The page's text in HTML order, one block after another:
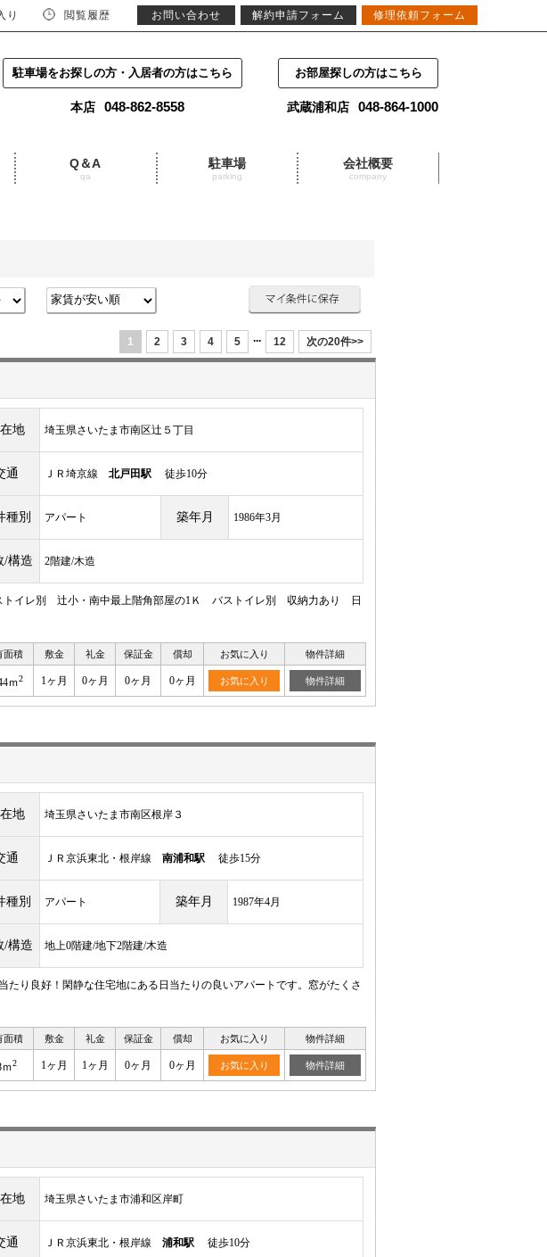
駐車場をお探しの方・入居者の方はこちら
本店 048-862-8558
お部屋探しの方はこちら
武蔵浦和店 048-864-1000
Q＆A
qa
駐車場
parking
会社概要
company
1 2 3 4 5 ... 12 次の20件>>
地 埼玉県さいたま市南区辻５丁目
通 ＪＲ埼京線 北戸田駅 徒歩10分
種別 アパート 築年月 1986年3月
/構造 2階建/木造
イレ別 辻小・南中最上階角部屋の1Ｋ バストイレ別 収納力あり 日
面積 敷金 礼金 保証金 償却 お気に入り 物件詳細
ｍ2 1ヶ月 0ヶ月 0ヶ月 0ヶ月 お気に入り 物件詳細
地 埼玉県さいたま市南区根岸３
通 ＪＲ京浜東北・根岸線 南浦和駅 徒歩15分
種別 アパート 築年月 1987年4月
/構造 地上0階建/地下2階建/木造
良好！閑静な住宅地にある日当たりの良いアパートです。窓がたくさ
面積 敷金 礼金 保証金 償却 お気に入り 物件詳細
ｍ2 1ヶ月 1ヶ月 0ヶ月 0ヶ月 お気に入り 物件詳細
地 埼玉県さいたま市浦和区岸町
通 ＪＲ京浜東北・根岸線 浦和駅 徒歩10分
り 閲覧履歴 お問い合わせ 解約申請フォーム 修理依頼フォーム